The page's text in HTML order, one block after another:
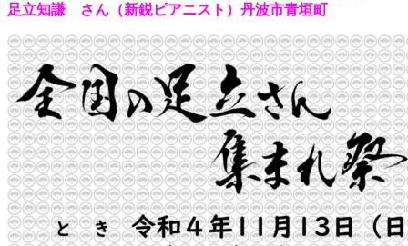
足立知謙 さん（新鋭ピアニスト）丹波市青垣町